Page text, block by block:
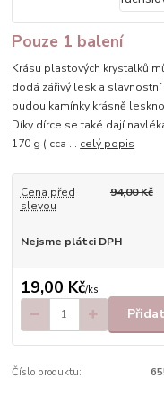
Pouze 1 balení
Krásu plastových krystalků
dodá zářivý lesk a
budou kamínky krásně
Díky dírce se také dají
170 g ( cca ... celý popis
Cena před
slevou
94,00 Kč
Nejsme plátci DPH
19,00 Kč/ks
Číslo produktu: